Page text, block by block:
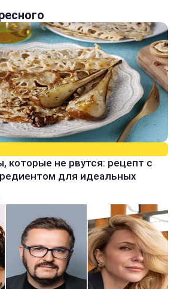
которые не рвутся: рецепт с
для идеальных